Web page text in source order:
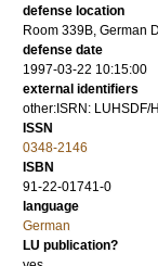
defense location
Room 339B, German
defense date
1997-03-22 10:15:00
external identifiers
other:ISRN: LUHSDF/
ISSN
0348-2146
ISBN
91-22-01741-0
language
German
LU publication?